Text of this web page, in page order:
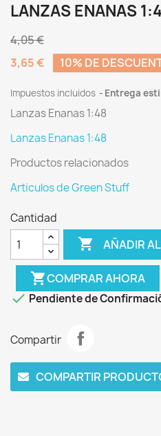
LANZAS ENANAS
4,05 €
3,65 €
10% DE
Impuestos incluidos Entrega
Lanzas Enanas 1:48
Lanzas Enanas 1:48
Productos relacionados
Articulos de Green Stuff
Cantidad
 AÑADIR
shopping_cartCOMPRAR AHORA
 Pendiente de
Compartir
COMPARTIR